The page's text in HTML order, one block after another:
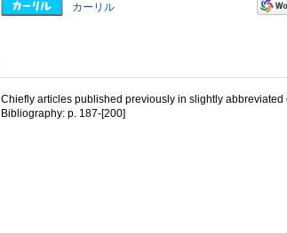
カーリル
Chiefly articles published previously in slightly abbreviated
Bibliography: p. 187-[200]